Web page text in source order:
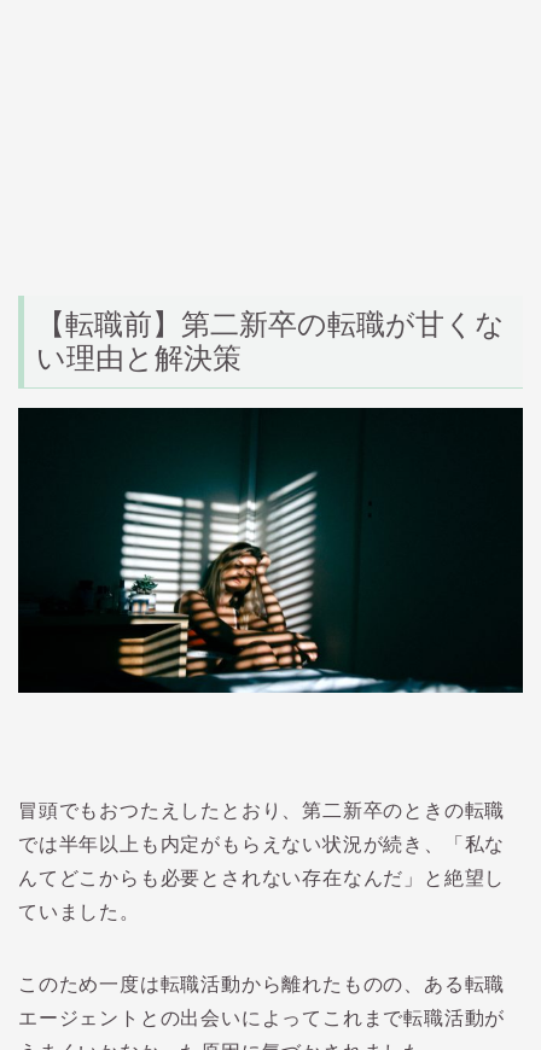
【転職前】第二新卒の転職が甘くな
い理由と解決策
冒頭でもおつたえしたとおり、第二新卒のときの転職
では半年以上も内定がもらえない状況が続き、「私な
んてどこからも必要とされない存在なんだ」と絶望し
ていました。
このため一度は転職活動から離れたものの、ある転職
エージェントとの出会いによってこれまで転職活動が